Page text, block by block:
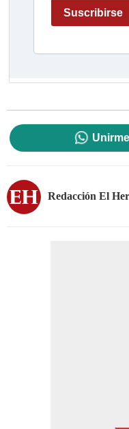
Redacción El